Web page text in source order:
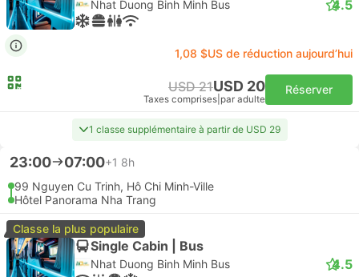
Nhat Duong Binh Minh Bus 4.5
1,08 $US de réduction aujourd’hui
USD 21USD 20
Taxes comprises par adulte
Réserver
1 classe supplémentaire à partir de USD 29
23:00 07:00+1 8h
99 Nguyen Cu Trinh, Hô Chi Minh-Ville
Hôtel Panorama Nha Trang
Classe la plus populaire
Single Cabin | Bus
Nhat Duong Binh Minh Bus 4.5